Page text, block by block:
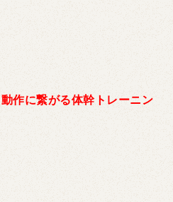
動作に繋がる体幹トレーニン